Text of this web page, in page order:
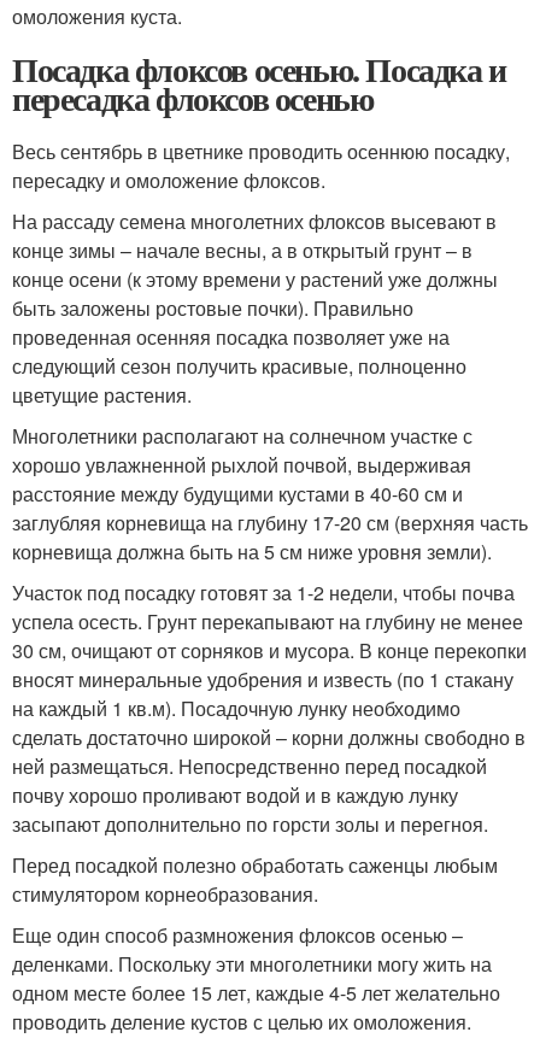
омоложения куста.
Посадка флоксов осенью. Посадка и
пересадка флоксов осенью
Весь сентябрь в цветнике проводить осеннюю посадку,
пересадку и омоложение флоксов.
На рассаду семена многолетних флоксов высевают в
конце зимы – начале весны, а в открытый грунт – в
конце осени (к этому времени у растений уже должны
быть заложены ростовые почки). Правильно
проведенная осенняя посадка позволяет уже на
следующий сезон получить красивые, полноценно
цветущие растения.
Многолетники располагают на солнечном участке с
хорошо увлажненной рыхлой почвой, выдерживая
расстояние между будущими кустами в 40-60 см и
заглубляя корневища на глубину 17-20 см (верхняя часть
корневища должна быть на 5 см ниже уровня земли).
Участок под посадку готовят за 1-2 недели, чтобы почва
успела осесть. Грунт перекапывают на глубину не менее
30 см, очищают от сорняков и мусора. В конце перекопки
вносят минеральные удобрения и известь (по 1 стакану
на каждый 1 кв.м). Посадочную лунку необходимо
сделать достаточно широкой – корни должны свободно в
ней размещаться. Непосредственно перед посадкой
почву хорошо проливают водой и в каждую лунку
засыпают дополнительно по горсти золы и перегноя.
Перед посадкой полезно обработать саженцы любым
стимулятором корнеобразования.
Еще один способ размножения флоксов осенью –
деленками. Поскольку эти многолетники могу жить на
одном месте более 15 лет, каждые 4-5 лет желательно
проводить деление кустов с целью их омоложения.